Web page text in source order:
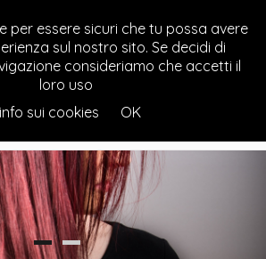
per essere sicuri che tu possa avere
sul nostro sito. Se decidi di
consideriamo che accetti il
loro uso
info sui cookies
OK